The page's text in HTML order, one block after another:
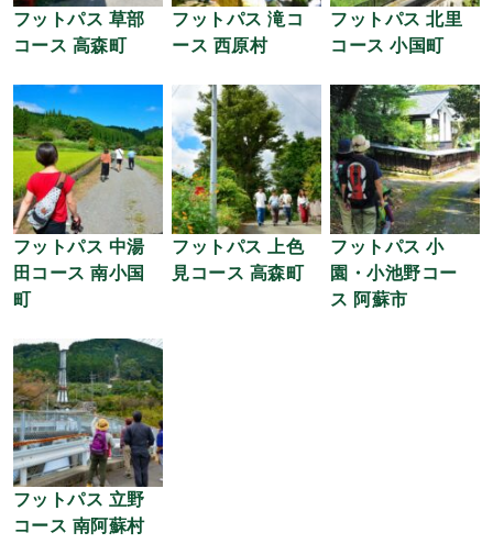
フットパス 草部
コース 高森町
フットパス 滝コ
ース 西原村
フットパス 北里
コース 小国町
フットパス 中湯
田コース 南小国
町
フットパス 上色
見コース 高森町
フットパス 小
園・小池野コー
ス 阿蘇市
フットパス 立野
コース 南阿蘇村